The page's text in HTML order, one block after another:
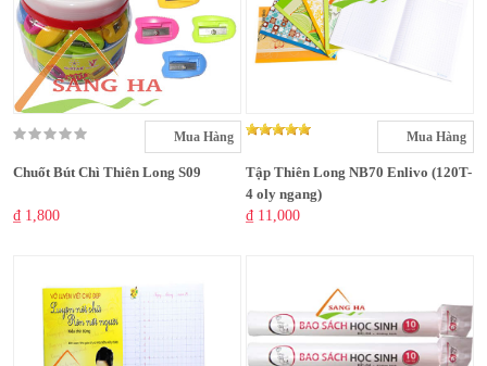
Mua Hàng
Chuốt Bút Chì Thiên Long S09
₫ 1,800
Mua Hàng
Tập Thiên Long NB70 Enlivo (120T-
4 oly ngang)
₫ 11,000